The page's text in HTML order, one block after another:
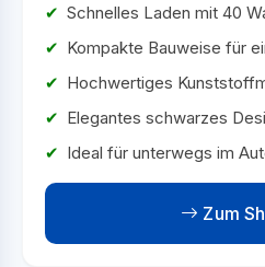
Schnelles Laden mit 40
Kompakte Bauweise für
Hochwertiges
Elegantes schwarzes
Ideal für unterwegs im
Zum